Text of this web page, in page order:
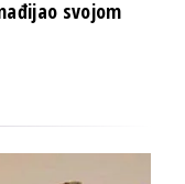
svojom